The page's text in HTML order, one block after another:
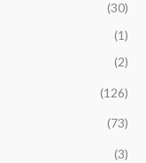
(30)
(1)
(2)
(126)
(73)
(3)